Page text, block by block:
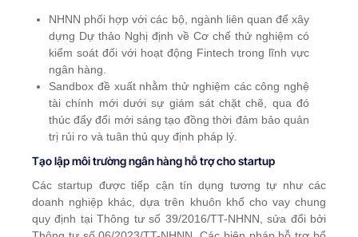
NHNN phối hợp với các bộ, ngành liên quan để xây
dựng Dự thảo Nghị định về Cơ chế thử nghiệm có
kiểm soát đối với hoạt động Fintech trong lĩnh vực
ngân hàng.
Sandbox đề xuất nhằm thử nghiệm các công nghệ
tài chính mới dưới sự giám sát chặt chẽ, qua đó
thúc đẩy đổi mới sáng tạo đồng thời đảm bảo quản
trị rủi ro và tuân thủ quy định pháp lý.
Tạo lập môi trường ngân hàng hỗ trợ cho startup
Các startup được tiếp cận tín dụng tương tự như các
doanh nghiệp khác, dựa trên khuôn khổ cho vay chung
quy định tại Thông tư số 39/2016/TT-NHNN, sửa đổi bởi